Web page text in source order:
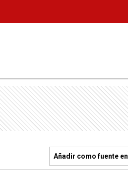
Añadir como fuente en